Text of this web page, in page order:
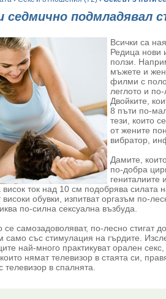
подмладявал
Всички са
Редица нови
ползи.
мъжете и
филми с
леглото и
Двойките,
8 пъти по-
тези, които
от жените
вибратор,
Дамите,
по-добра
гениталиите
ток над 10 см подобрява силата
високи обувки, изпитват оргазъм по-
по-силна сексуална възбуда.
самозадоволяват, по-лесно стигат
само със стимулация на гърдите.
най-много практикуват орален
нямат телевизор в стаята си,
телевизор в спалнята.